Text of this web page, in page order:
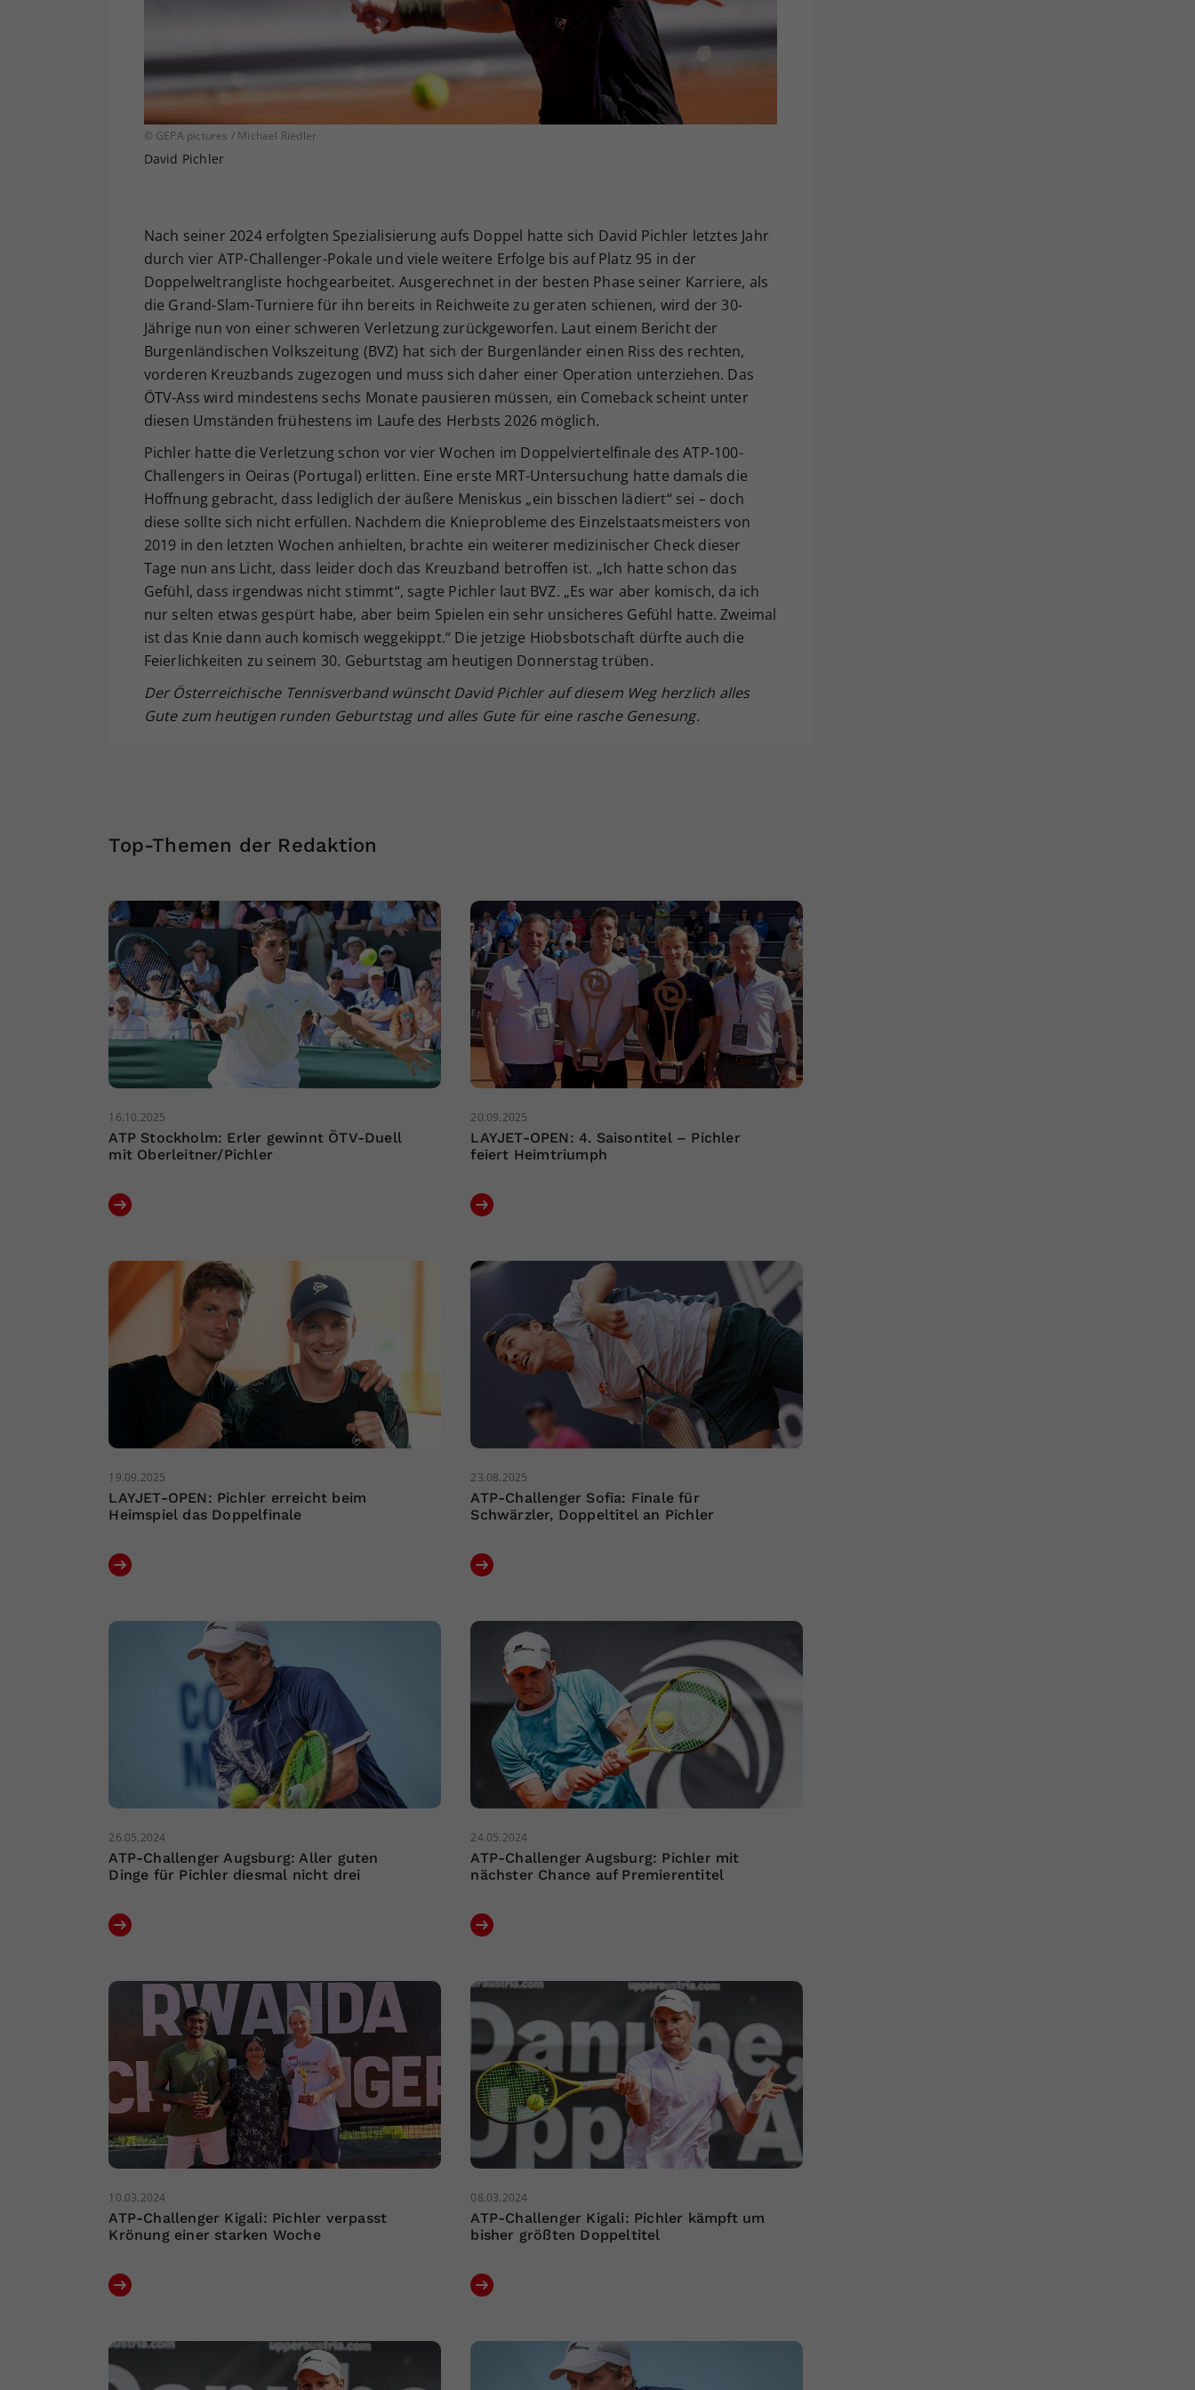
© GEPA pictures / Michael Riedler
David Pichler
Nach seiner 2024 erfolgten Spezialisierung aufs Doppel hatte sich David Pichler letztes Jahr
durch vier ATP-Challenger-Pokale und viele weitere Erfolge bis auf Platz 95 in der
Doppelweltrangliste hochgearbeitet. Ausgerechnet in der besten Phase seiner Karriere, als
die Grand-Slam-Turniere für ihn bereits in Reichweite zu geraten schienen, wird der 30-
Jährige nun von einer schweren Verletzung zurückgeworfen. Laut einem Bericht der
Burgenländischen Volkszeitung (BVZ) hat sich der Burgenländer einen Riss des rechten,
vorderen Kreuzbands zugezogen und muss sich daher einer Operation unterziehen. Das
ÖTV-Ass wird mindestens sechs Monate pausieren müssen, ein Comeback scheint unter
diesen Umständen frühestens im Laufe des Herbsts 2026 möglich.
Pichler hatte die Verletzung schon vor vier Wochen im Doppelviertelfinale des ATP-100-
Challengers in Oeiras (Portugal) erlitten. Eine erste MRT-Untersuchung hatte damals die
Hoffnung gebracht, dass lediglich der äußere Meniskus „ein bisschen lädiert“ sei – doch
diese sollte sich nicht erfüllen. Nachdem die Knieprobleme des Einzelstaatsmeisters von
2019 in den letzten Wochen anhielten, brachte ein weiterer medizinischer Check dieser
Tage nun ans Licht, dass leider doch das Kreuzband betroffen ist. „Ich hatte schon das
Gefühl, dass irgendwas nicht stimmt“, sagte Pichler laut BVZ. „Es war aber komisch, da ich
nur selten etwas gespürt habe, aber beim Spielen ein sehr unsicheres Gefühl hatte. Zweimal
ist das Knie dann auch komisch weggekippt.“ Die jetzige Hiobsbotschaft dürfte auch die
Feierlichkeiten zu seinem 30. Geburtstag am heutigen Donnerstag trüben.
Der Österreichische Tennisverband wünscht David Pichler auf diesem Weg herzlich alles
Gute zum heutigen runden Geburtstag und alles Gute für eine rasche Genesung.
Top-Themen der Redaktion
16.10.2025
ATP Stockholm: Erler gewinnt ÖTV-Duell
mit Oberleitner/Pichler
20.09.2025
LAYJET-OPEN: 4. Saisontitel – Pichler
feiert Heimtriumph
19.09.2025
LAYJET-OPEN: Pichler erreicht beim
Heimspiel das Doppelfinale
23.08.2025
ATP-Challenger Sofia: Finale für
Schwärzler, Doppeltitel an Pichler
26.05.2024
ATP-Challenger Augsburg: Aller guten
Dinge für Pichler diesmal nicht drei
24.05.2024
ATP-Challenger Augsburg: Pichler mit
nächster Chance auf Premierentitel
10.03.2024
ATP-Challenger Kigali: Pichler verpasst
Krönung einer starken Woche
08.03.2024
ATP-Challenger Kigali: Pichler kämpft um
bisher größten Doppeltitel
Ihrer vorgenommen Einstellungen, falls der
Webseiten-Betreiber dies eingestellt hat.